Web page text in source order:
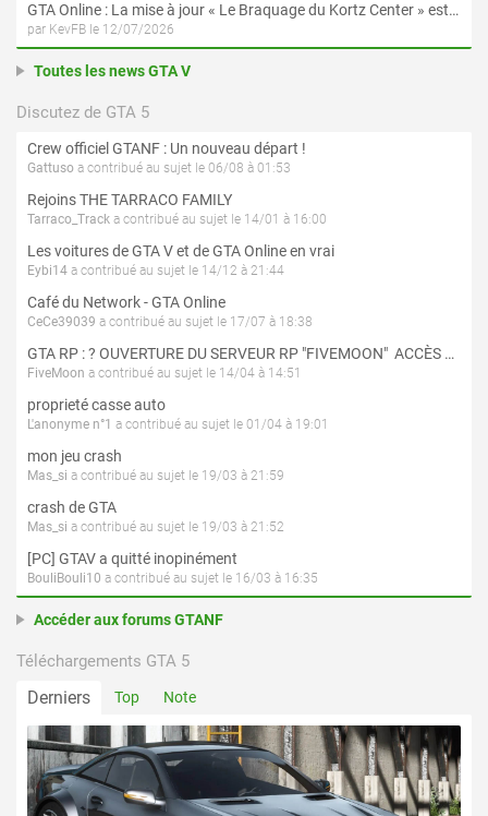
GTA Online : La mise à jour « Le Braquage du Kortz Center » est disponible en préchargement sur PS5 et Xbox Series X|S
par KevFB le 12/07/2026
Toutes les news GTA V
Discutez de GTA 5
Crew officiel GTANF : Un nouveau départ !
Gattuso a contribué au sujet le 06/08 à 01:53
Rejoins THE TARRACO FAMILY
Tarraco_Track a contribué au sujet le 14/01 à 16:00
Les voitures de GTA V et de GTA Online en vrai
Eybi14 a contribué au sujet le 14/12 à 21:44
Café du Network - GTA Online
CeCe39039 a contribué au sujet le 17/07 à 18:38
GTA RP : ? OUVERTURE DU SERVEUR RP "FIVEMOON"  ACCÈS LIBRE ?
FiveMoon a contribué au sujet le 14/04 à 14:51
proprieté casse auto
L'anonyme n°1 a contribué au sujet le 01/04 à 19:01
mon jeu crash
Mas_si a contribué au sujet le 19/03 à 21:59
crash de GTA
Mas_si a contribué au sujet le 19/03 à 21:52
[PC] GTAV a quitté inopinément
BouliBouli10 a contribué au sujet le 16/03 à 16:35
Accéder aux forums GTANF
Téléchargements GTA 5
Derniers Top Note